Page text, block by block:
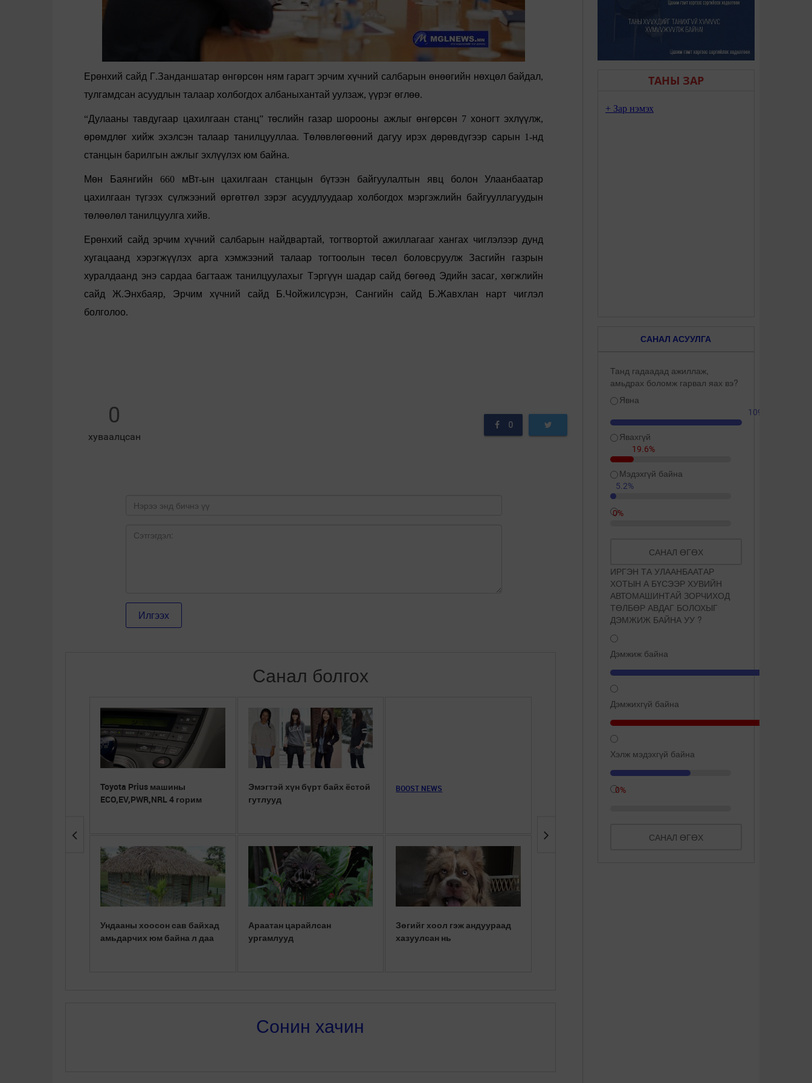
Ерөнхий сайд Г.Занданшатар өнгөрсөн ням гарагт эрчим хүчний салбарын өнөөгийн нөхцөл байдал,
тулгамдсан асуудлын талаар холбогдох албаныхантай уулзаж,үүрэг өглөө.
“Дулааны тавдугаар цахилгаан станц” төслийн газар шорооны ажлыг өнгөрсөн 7хоногт эхлүүлж,
өрөмдлөг хийж эхэлсэн талаар танилцууллаа.Төлөвлөгөөний дагуу ирэх дөрөвдүгээр сарын 1-нд
станцын барилгын ажлыг эхлүүлэх юм байна.
Мөн Баянгийн 660 мВт-ын цахилгаан станцын бүтээн байгуулалтын явц болон
Улаанбаатар
цахилгаан түгээх сүлжээний өргөтгөл зэрэг асуудлуудаар холбогдох мэргэжлийн байгууллагуудын
төлөөлөл танилцуулга хийв.
Ерөнхий сайд эрчим хүчний салбарын найдвартай, тогтвортой ажиллагааг хангах чиглэлээр дунд
хугацаанд
хэрэгжүүлэх арга хэмжээний талаар тогтоолын төсөл боловсруулж Засгийн
газрын
хуралдаанд энэ сардаа багтааж танилцуулахыг Тэргүүн шадар сайд бөгөөд Эдийн засаг,хөгжлийн
сайд
Ж.Энхбаяр, Эрчим хүчний сайд Б.Чойжилсүрэн, Сангийн сайд Б.Жавхлан нарт
чиглэл
болголоо.
0
хуваалцсан
0
Санал болгох
Toyota Prius машины
ECO,EV,PWR,NRL 4 горим
Ундааны хоосон сав байхад
амьдарчих юм байна л даа
Эмэгтэй хүн бүрт байх ёстой
гутлууд
Араатан царайлсан
ургамлууд
BOOST NEWS
Зөгийг хоол гэж андуураад
хазуулсан нь
Сүүнд ширхэг ёотон хийж
Сонин хачин
ТАНЫ ЗАР
САНАЛ АСУУЛГА
Танд гадаадад ажиллаж,
амьдрах боломж гарвал яах вэ?
Явна
109.3%
Явахгүй
19.6%
Мэдэхгүй байна
5.2%
0%
САНАЛ ӨГӨХ
ИРГЭН ТА УЛААНБААТАР
ХОТЫН А БҮСЭЭР ХУВИЙН
АВТОМАШИНТАЙ ЗОРЧИХОД
ТӨЛБӨР АВДАГ БОЛОХЫГ
ДЭМЖИЖ БАЙНА УУ ?
Дэмжиж байна
Дэмжихгүй байна
Хэлж мэдэхгүй байна
0%
САНАЛ ӨГӨХ